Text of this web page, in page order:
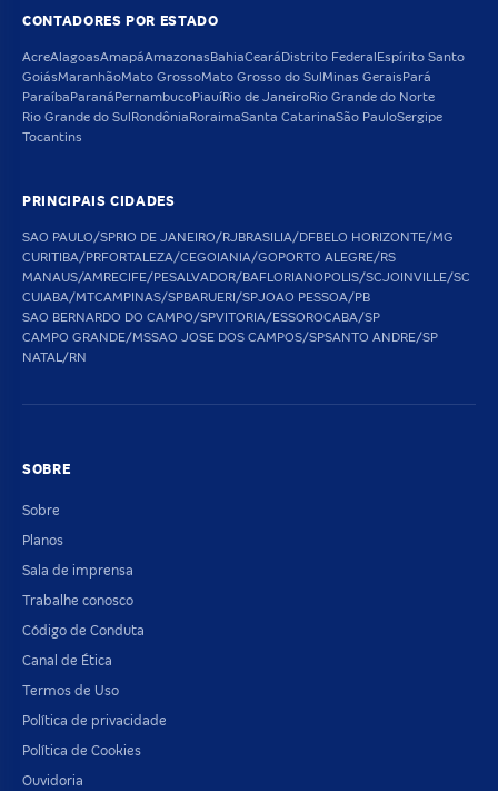
CONTADORES POR ESTADO
AcreAlagoasAmapáAmazonasBahiaCearáDistrito FederalEspírito Santo
GoiásMaranhãoMato GrossoMato Grosso do SulMinas GeraisPará
ParaíbaParanáPernambucoPiauíRio de JaneiroRio Grande do Norte
Rio Grande do SulRondôniaRoraimaSanta CatarinaSão PauloSergipe
Tocantins
PRINCIPAIS CIDADES
SAO PAULO/SPRIO DE JANEIRO/RJ BRASILIA/DFBELO HORIZONTE/MG
CURITIBA/PRFORTALEZA/CEGOIANIA/GO PORTO ALEGRE/RS
MANAUS/AM RECIFE/PESALVADOR/BAFLORIANOPOLIS/SCJOINVILLE/SC
CUIABA/MTCAMPINAS/SPBARUERI/SPJOAO PESSOA/PB
SAO BERNARDO DO CAMPO/SPVITORIA/ESSOROCABA/SP
CAMPO GRANDE/MSSAO JOSE DOS CAMPOS/SPSANTO ANDRE/SP
NATAL/RN
SOBRE
Sobre
Planos
Sala de imprensa
Trabalhe conosco
Código de Conduta
Canal de Ética
Termos de Uso
Política de privacidade
Política de Cookies
Ouvidoria